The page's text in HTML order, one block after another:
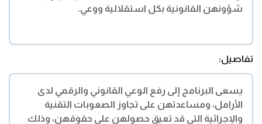
شؤونهن القانونية بكل استقلالية ووعي.
تفاصيل:
يسعى البرنامج إلى رفع الوعي القانوني والرقمي لدى
الأرامل، ومساعدتهن على تجاوز الصعوبات التقنية
والإجرائية التي قد تعيق حصولهن على حقوقهن، وذلك